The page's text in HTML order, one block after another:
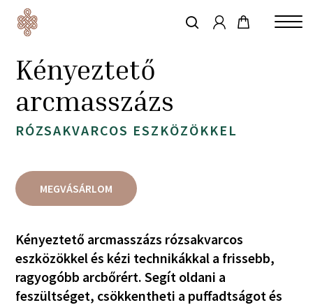
content
keresés
Kényeztető
arcmasszázs
RÓZSAKVARCOS ESZKÖZÖKKEL
MEGVÁSÁRLOM
Kényeztető arcmasszázs rózsakvarcos
eszközökkel és kézi technikákkal a frissebb,
ragyogóbb arcbőrért. Segít oldani a
feszültséget, csökkentheti a puffadtságot és